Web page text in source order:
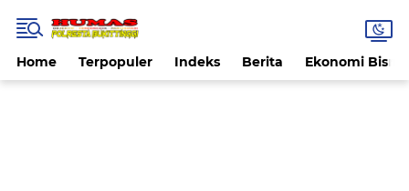
Home Terpopuler Indeks Berita Ekonomi Bisnis